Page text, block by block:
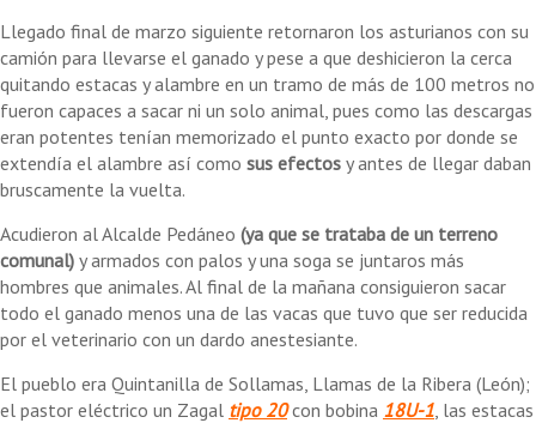
Llegado final de marzo siguiente retornaron los asturianos con su
camión para llevarse el ganado y pese a que deshicieron la cerca
quitando estacas y alambre en un tramo de más de 100 metros no
fueron capaces a sacar ni un solo animal, pues como las descargas
eran potentes tenían memorizado el punto exacto por donde se
extendía el alambre así como sus efectos y antes de llegar daban
bruscamente la vuelta.
Acudieron al Alcalde Pedáneo (ya que se trataba de un terreno
comunal) y armados con palos y una soga se juntaros más
hombres que animales. Al final de la mañana consiguieron sacar
todo el ganado menos una de las vacas que tuvo que ser reducida
por el veterinario con un dardo anestesiante.
El pueblo era Quintanilla de Sollamas, Llamas de la Ribera (León);
el pastor eléctrico un Zagal tipo 20con bobina 18U-1, las estacas